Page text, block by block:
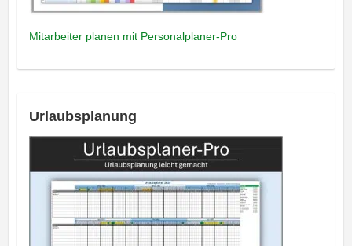
Mitarbeiter planen mit Personalplaner-Pro
Urlaubsplanung